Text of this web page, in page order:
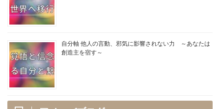
自分軸 他人の言動、邪気に影響されない力 ～あなたは
創造主を宿す～